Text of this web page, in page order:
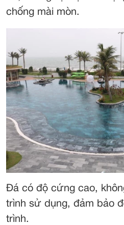
chống mài mòn.
Đá có độ cứng cao,
trình sử dụng, đảm bảo
trình.